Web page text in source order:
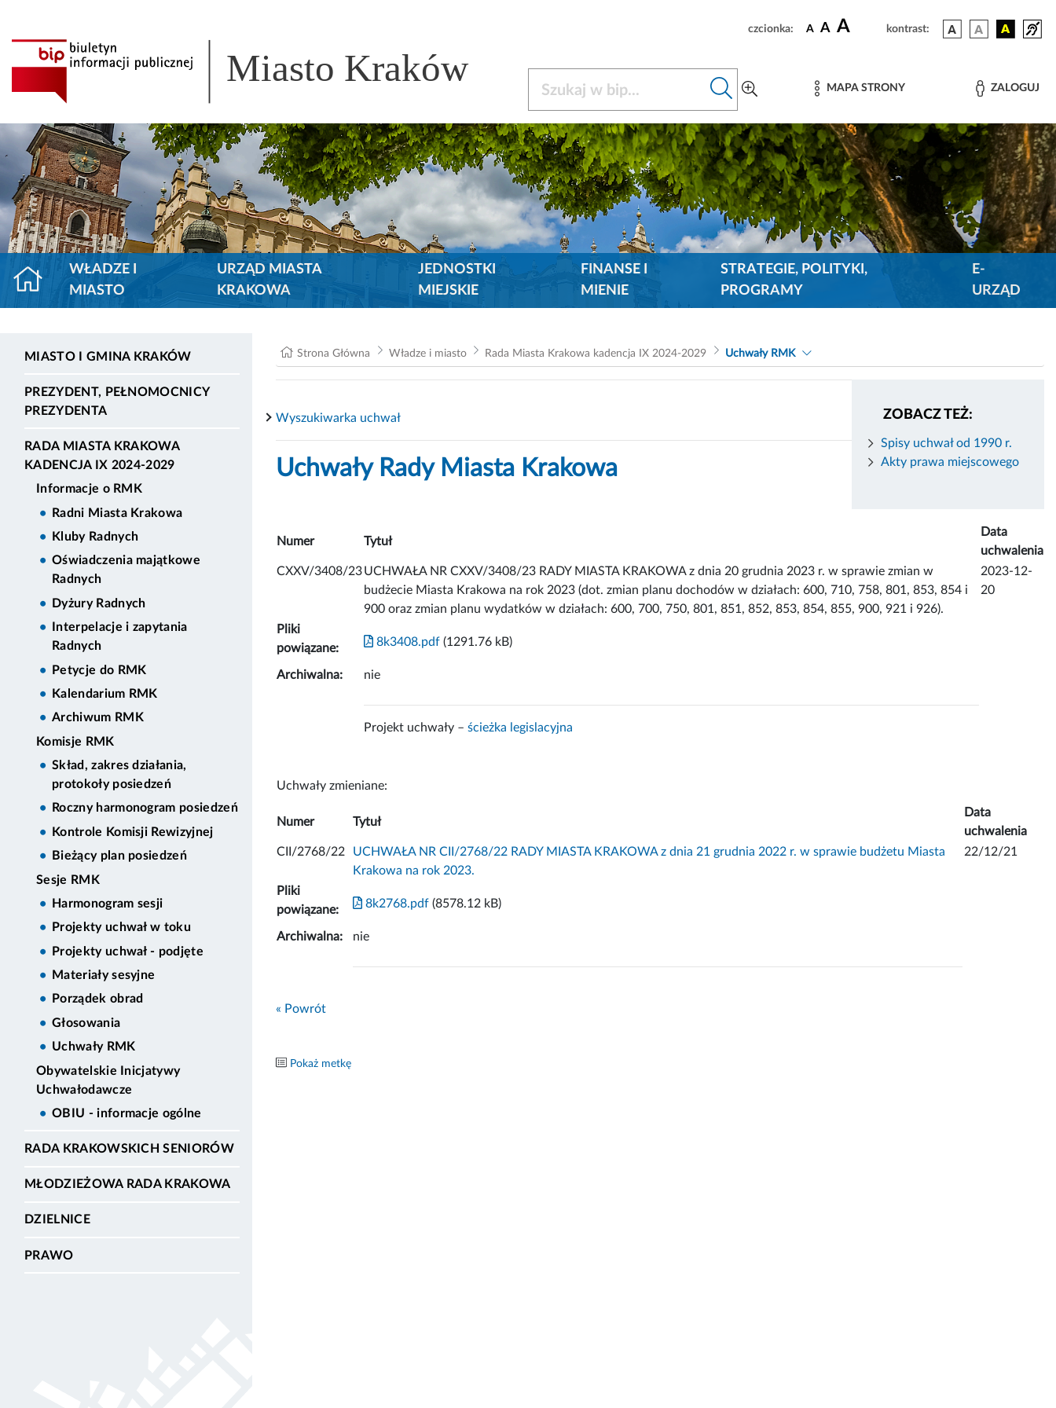
czcionka: A A A kontrast:
Miasto Kraków MAPA STRONY ZALOGUJ
WŁADZE I
MIASTO
URZĄD MIASTA
KRAKOWA
JEDNOSTKI
MIEJSKIE
FINANSE I
MIENIE
STRATEGIE, POLITYKI,
PROGRAMY
E-
URZĄD
MIASTO I GMINA KRAKÓW
PREZYDENT, PEŁNOMOCNICY
PREZYDENTA
RADA MIASTA KRAKOWA
KADENCJA IX 2024-2029
Informacje o RMK
Radni Miasta Krakowa
Kluby Radnych
Oświadczenia majątkowe
Radnych
Dyżury Radnych
Interpelacje i zapytania
Radnych
Petycje do RMK
Kalendarium RMK
Archiwum RMK
Komisje RMK
Skład, zakres działania,
protokoły posiedzeń
Roczny harmonogram posiedzeń
Kontrole Komisji Rewizyjnej
Bieżący plan posiedzeń
Sesje RMK
Harmonogram sesji
Projekty uchwał w toku
Projekty uchwał - podjęte
Materiały sesyjne
Porządek obrad
Głosowania
Uchwały RMK
Obywatelskie Inicjatywy
Uchwałodawcze
OBIU - informacje ogólne
RADA KRAKOWSKICH SENIORÓW
MŁODZIEŻOWA RADA KRAKOWA
DZIELNICE
PRAWO
Strona Główna Władze i miasto Rada Miasta Krakowa kadencja IX 2024-2029 Uchwały RMK
ZOBACZ TEŻ:
Spisy uchwał od 1990 r.
Akty prawa miejscowego
Wyszukiwarka uchwał
Uchwały Rady Miasta Krakowa
Numer Tytuł
Data
uchwalenia
CXXV/3408/23UCHWAŁA NR CXXV/3408/23 RADY MIASTA KRAKOWA z dnia 20 grudnia 2023 r. w sprawie zmian w
budżecie Miasta Krakowa na rok 2023 (dot. zmian planu dochodów w działach: 600, 710, 758, 801, 853, 854 i
900 oraz zmian planu wydatków w działach: 600, 700, 750, 801, 851, 852, 853, 854, 855, 900, 921 i 926).
2023-12-
20
Pliki
powiązane:
8k3408.pdf (1291.76 kB)
Archiwalna: nie
Projekt uchwały – ścieżka legislacyjna
Uchwały zmieniane:
Numer Tytuł
Data
uchwalenia
CII/2768/22
UCHWAŁA NR CII/2768/22 RADY MIASTA KRAKOWA z dnia 21 grudnia 2022 r. w sprawie budżetu Miasta
Krakowa na rok 2023.
22/12/21
Pliki
powiązane:
8k2768.pdf (8578.12 kB)
Archiwalna: nie
« Powrót
Pokaż metkę